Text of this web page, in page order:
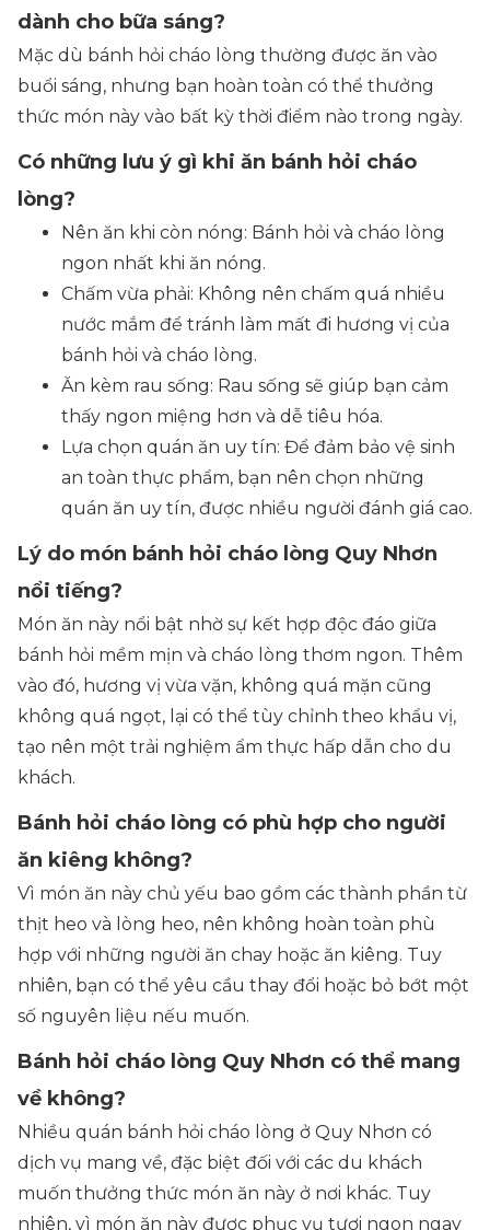
dành cho bữa sáng?
Mặc dù bánh hỏi cháo lòng thường được ăn vào
buổi sáng, nhưng bạn hoàn toàn có thể thưởng
thức món này vào bất kỳ thời điểm nào trong ngày.
Có những lưu ý gì khi ăn bánh hỏi cháo
lòng?
Nên ăn khi còn nóng: Bánh hỏi và cháo lòng
ngon nhất khi ăn nóng.
Chấm vừa phải: Không nên chấm quá nhiều
nước mắm để tránh làm mất đi hương vị của
bánh hỏi và cháo lòng.
Ăn kèm rau sống: Rau sống sẽ giúp bạn cảm
thấy ngon miệng hơn và dễ tiêu hóa.
Lựa chọn quán ăn uy tín: Để đảm bảo vệ sinh
an toàn thực phẩm, bạn nên chọn những
quán ăn uy tín, được nhiều người đánh giá cao.
Lý do món bánh hỏi cháo lòng Quy Nhơn
nổi tiếng?
Món ăn này nổi bật nhờ sự kết hợp độc đáo giữa
bánh hỏi mềm mịn và cháo lòng thơm ngon. Thêm
vào đó, hương vị vừa vặn, không quá mặn cũng
không quá ngọt, lại có thể tùy chỉnh theo khẩu vị,
tạo nên một trải nghiệm ẩm thực hấp dẫn cho du
khách.
Bánh hỏi cháo lòng có phù hợp cho người
ăn kiêng không?
Vì món ăn này chủ yếu bao gồm các thành phần từ
thịt heo và lòng heo, nên không hoàn toàn phù
hợp với những người ăn chay hoặc ăn kiêng. Tuy
nhiên, bạn có thể yêu cầu thay đổi hoặc bỏ bớt một
số nguyên liệu nếu muốn.
Bánh hỏi cháo lòng Quy Nhơn có thể mang
về không?
Nhiều quán bánh hỏi cháo lòng ở Quy Nhơn có
dịch vụ mang về, đặc biệt đối với các du khách
muốn thưởng thức món ăn này ở nơi khác. Tuy
nhiên, vì món ăn này được phục vụ tươi ngon ngay